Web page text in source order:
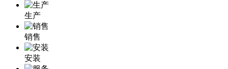
生产
销售
安装